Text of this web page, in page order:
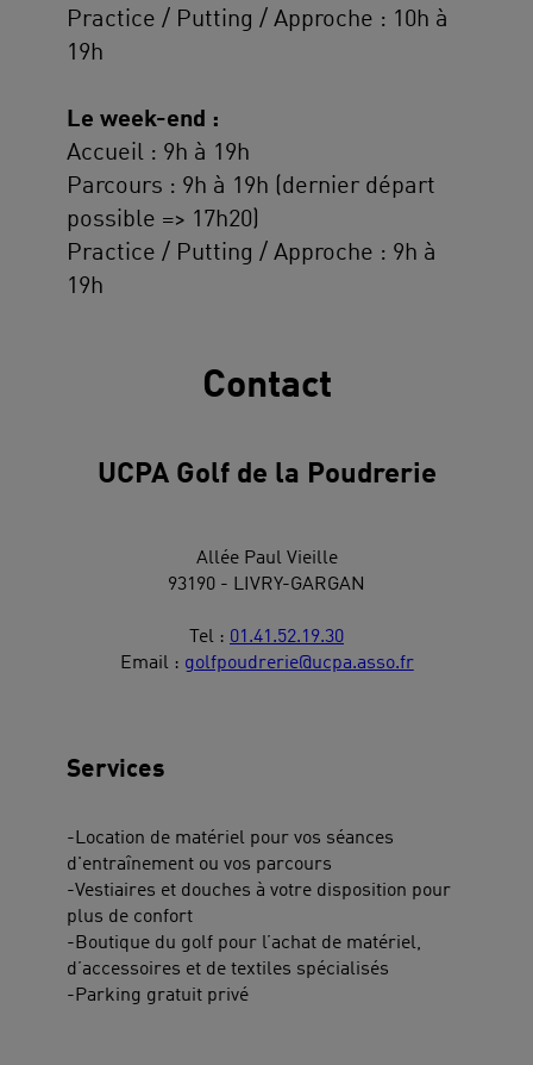
Practice / Putting / Approche : 10h à
19h
Le week-end :
Accueil : 9h à 19h
Parcours : 9h à 19h (dernier départ
possible => 17h20)
Practice / Putting / Approche : 9h à
19h
Contact
UCPA Golf de la Poudrerie
Allée Paul Vieille
93190 - LIVRY-GARGAN
Tel : 01.41.52.19.30
Email : golfpoudrerie@ucpa.asso.fr
Services
-Location de matériel pour vos séances
d'entraînement ou vos parcours
-Vestiaires et douches à votre disposition pour
plus de confort
-Boutique du golf pour l’achat de matériel,
d’accessoires et de textiles spécialisés
-Parking gratuit privé